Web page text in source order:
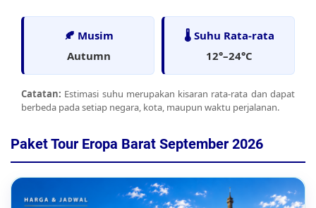
🍂 Musim
Autumn
🌡️ Suhu Rata-rata
12°–24°C
Catatan: Estimasi suhu merupakan kisaran rata-rata dan dapat
berbeda pada setiap negara, kota, maupun waktu perjalanan.
Paket Tour Eropa Barat September 2026